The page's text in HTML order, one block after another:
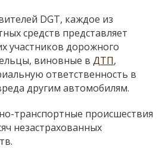
DGT, каждое из
средств представляет
участников дорожного
виновные в ДТП,
ответственность в
другим автомобилям.
транспортные происшествия
незастрахованных